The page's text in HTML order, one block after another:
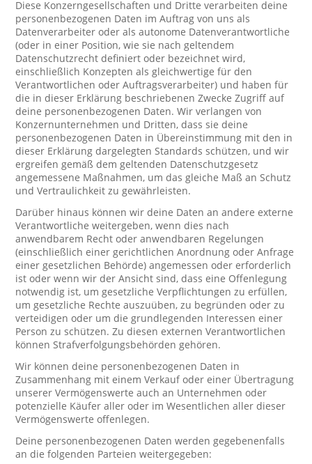
Diese Konzerngesellschaften und Dritte verarbeiten deine
personenbezogenen Daten im Auftrag von uns als
Datenverarbeiter oder als autonome Datenverantwortliche
(oder in einer Position, wie sie nach geltendem
Datenschutzrecht definiert oder bezeichnet wird,
einschließlich Konzepten als gleichwertige für den
Verantwortlichen oder Auftragsverarbeiter) und haben für
die in dieser Erklärung beschriebenen Zwecke Zugriff auf
deine personenbezogenen Daten. Wir verlangen von
Konzernunternehmen und Dritten, dass sie deine
personenbezogenen Daten in Übereinstimmung mit den in
dieser Erklärung dargelegten Standards schützen, und wir
ergreifen gemäß dem geltenden Datenschutzgesetz
angemessene Maßnahmen, um das gleiche Maß an Schutz
und Vertraulichkeit zu gewährleisten.
Darüber hinaus können wir deine Daten an andere externe
Verantwortliche weitergeben, wenn dies nach
anwendbarem Recht oder anwendbaren Regelungen
(einschließlich einer gerichtlichen Anordnung oder Anfrage
einer gesetzlichen Behörde) angemessen oder erforderlich
ist oder wenn wir der Ansicht sind, dass eine Offenlegung
notwendig ist, um gesetzliche Verpflichtungen zu erfüllen,
um gesetzliche Rechte auszuüben, zu begründen oder zu
verteidigen oder um die grundlegenden Interessen einer
Person zu schützen. Zu diesen externen Verantwortlichen
können Strafverfolgungsbehörden gehören.
Wir können deine personenbezogenen Daten in
Zusammenhang mit einem Verkauf oder einer Übertragung
unserer Vermögenswerte auch an Unternehmen oder
potenzielle Käufer aller oder im Wesentlichen aller dieser
Vermögenswerte offenlegen.
Deine personenbezogenen Daten werden gegebenenfalls
an die folgenden Parteien weitergegeben: